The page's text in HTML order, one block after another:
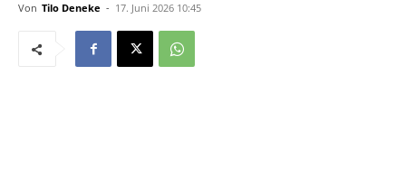
Von Tilo Deneke - 17. Juni 2026 10:45